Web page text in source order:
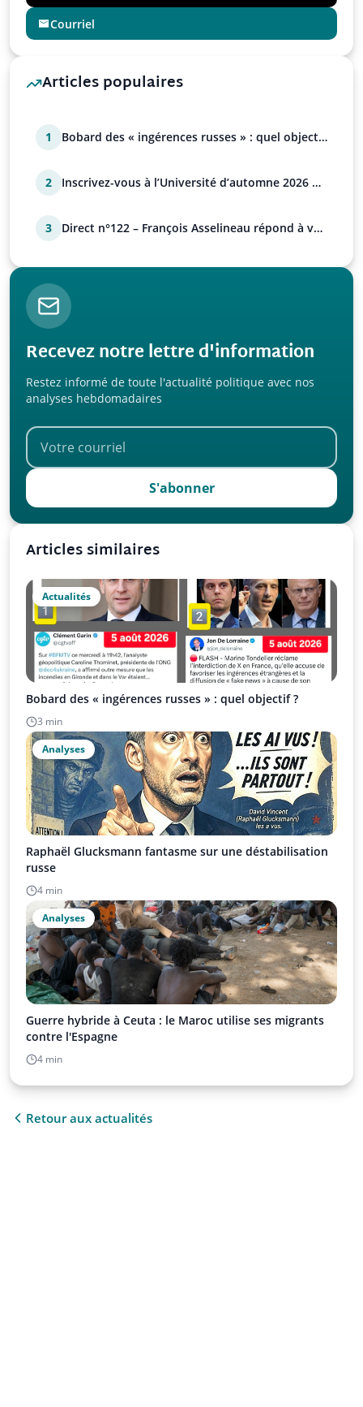
Courriel
Articles populaires
1
Bobard des « ingérences russes » : quel objectif
2
Inscrivez-vous à l’Université d’automne 2026 de
3
Direct n°122 – François Asselineau répond à vos
Recevez notre lettre d'information
Restez informé de toute l'actualité politique avec nos
analyses hebdomadaires
S'abonner
Articles similaires
Actualités
Bobard des « ingérences russes » : quel objectif ?
3 min
Analyses
Raphaël Glucksmann fantasme sur une déstabilisation
russe
4 min
Analyses
Guerre hybride à Ceuta : le Maroc utilise ses migrants
contre l'Espagne
4 min
Retour aux actualités